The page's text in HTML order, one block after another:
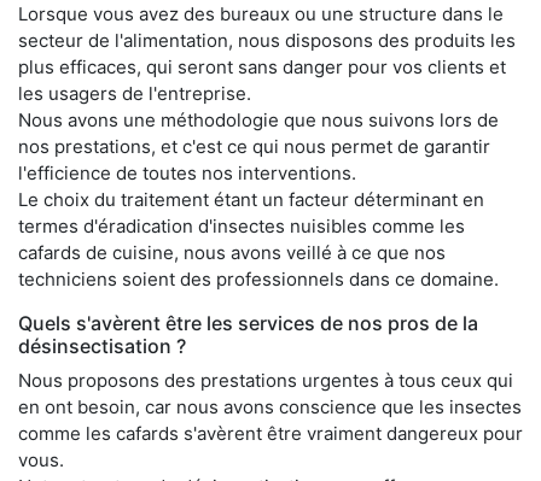
Lorsque vous avez des bureaux ou une structure dans le
secteur de l'alimentation, nous disposons des produits les
plus efficaces, qui seront sans danger pour vos clients et
les usagers de l'entreprise.
Nous avons une méthodologie que nous suivons lors de
nos prestations, et c'est ce qui nous permet de garantir
l'efficience de toutes nos interventions.
Le choix du traitement étant un facteur déterminant en
termes d'éradication d'insectes nuisibles comme les
cafards de cuisine, nous avons veillé à ce que nos
techniciens soient des professionnels dans ce domaine.
Quels s'avèrent être les services de nos pros de la
désinsectisation ?
Nous proposons des prestations urgentes à tous ceux qui
en ont besoin, car nous avons conscience que les insectes
comme les cafards s'avèrent être vraiment dangereux pour
vous.